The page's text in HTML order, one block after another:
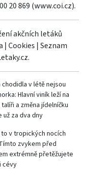
20 869 (www.coi.cz).
akčních letáků
| Cookies | Seznam
v létě nejsou
Hlavní viník leží na
a změna jídelníčku
už za dva dny
v tropických nocích
zvykem před
extrémně přetěžujete
cévy